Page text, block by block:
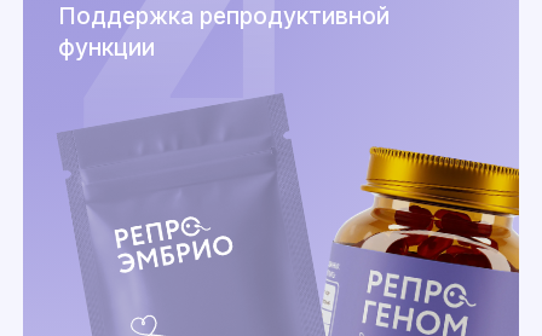
Поддержка репродуктивной
функции